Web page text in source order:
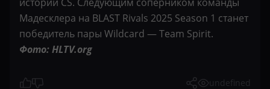
Мадесклера на BLAST Rivals 2025 Season 1 станет
победитель пары Wildcard — Team Spirit.
Фото: HLTV.org
undefined